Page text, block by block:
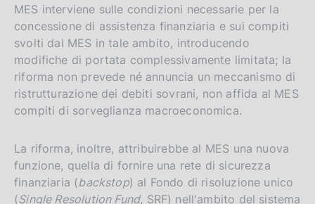
MES interviene sulle condizioni necessarie per la
concessione di assistenza finanziaria e sui compiti
svolti dal MES in tale ambito, introducendo
modifiche di portata complessivamente limitata; la
riforma non prevede né annuncia un meccanismo di
ristrutturazione dei debiti sovrani, non affida al MES
compiti di sorveglianza macroeconomica.
La riforma, inoltre, attribuirebbe al MES una nuova
funzione, quella di fornire una rete di sicurezza
finanziaria (backstop) al Fondo di risoluzione unico
(Single Resolution Fund, SRF) nell'ambito del sistema